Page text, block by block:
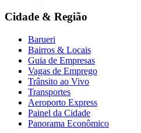
Cidade & Região
Barueri
Bairros & Locais
Guia de Empresas
Vagas de Emprego
Trânsito ao Vivo
Transportes
Aeroporto Express
Painel da Cidade
Panorama Econômico